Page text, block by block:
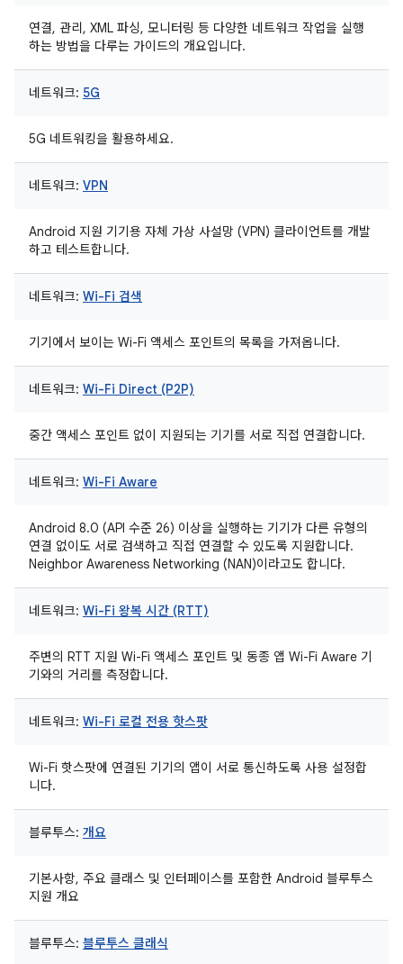
연결, 관리, XML 파싱, 모니터링 등 다양한 네트워크 작업을 실행
하는 방법을 다루는 가이드의 개요입니다.
네트워크: 5G
5G 네트워킹을 활용하세요.
네트워크: VPN
Android 지원 기기용 자체 가상 사설망 (VPN) 클라이언트를 개발
하고 테스트합니다.
네트워크: Wi-Fi 검색
기기에서 보이는 Wi-Fi 액세스 포인트의 목록을 가져옵니다.
네트워크: Wi-Fi Direct (P2P)
중간 액세스 포인트 없이 지원되는 기기를 서로 직접 연결합니다.
네트워크: Wi-Fi Aware
Android 8.0 (API 수준 26) 이상을 실행하는 기기가 다른 유형의
연결 없이도 서로 검색하고 직접 연결할 수 있도록 지원합니다.
Neighbor Awareness Networking (NAN)이라고도 합니다.
네트워크: Wi-Fi 왕복 시간 (RTT)
주변의 RTT 지원 Wi-Fi 액세스 포인트 및 동종 앱 Wi-Fi Aware 기
기와의 거리를 측정합니다.
네트워크: Wi-Fi 로컬 전용 핫스팟
Wi-Fi 핫스팟에 연결된 기기의 앱이 서로 통신하도록 사용 설정합
니다.
블루투스: 개요
기본사항, 주요 클래스 및 인터페이스를 포함한 Android 블루투스
지원 개요
블루투스: 블루투스 클래식